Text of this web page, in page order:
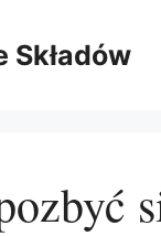
Składów